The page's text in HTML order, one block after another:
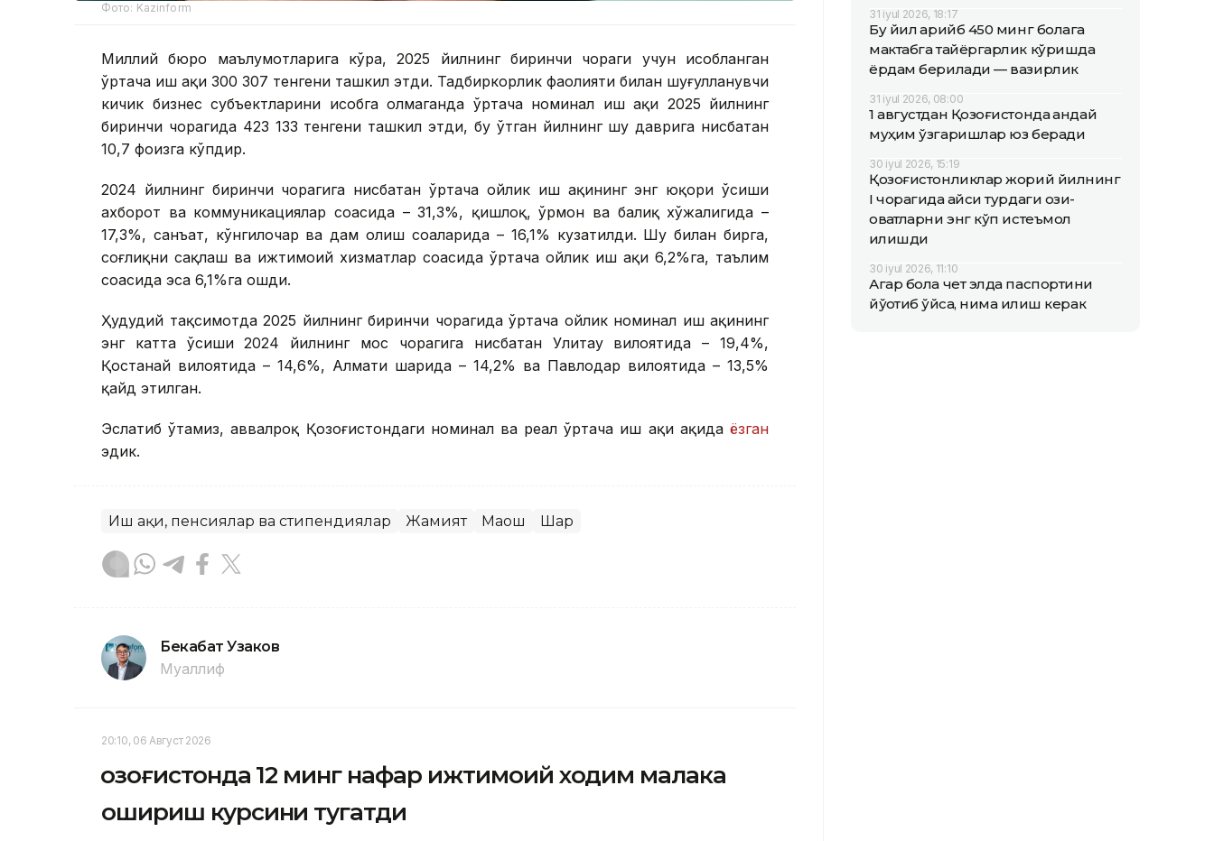
Фото: Kazinform
Миллий бюро маълумотларига кўра, 2025 йилнинг биринчи чораги учун ҳисобланган
ўртача иш ҳақи 300 307 тенгени ташкил этди. Тадбиркорлик фаолияти билан шуғулланувчи
кичик бизнес субъектларини ҳисобга олмаганда ўртача номинал иш ҳақи 2025 йилнинг
биринчи чорагида 423 133 тенгени ташкил этди, бу ўтган йилнинг шу даврига нисбатан
10,7 фоизга кўпдир.
2024 йилнинг биринчи чорагига нисбатан ўртача ойлик иш ҳақининг энг юқори ўсиши
ахборот ва коммуникациялар соҳасида – 31,3%, қишлоқ, ўрмон ва балиқ хўжалигида –
17,3%, санъат, кўнгилочар ва дам олиш соҳаларида – 16,1% кузатилди. Шу билан бирга,
соғлиқни сақлаш ва ижтимоий хизматлар соҳасида ўртача ойлик иш ҳақи 6,2%га, таълим
соҳасида эса 6,1%га ошди.
Ҳудудий тақсимотда 2025 йилнинг биринчи чорагида ўртача ойлик номинал иш ҳақининг
энг катта ўсиши 2024 йилнинг мос чорагига нисбатан Улитау вилоятида – 19,4%,
Қостанай вилоятида – 14,6%, Алмати шаҳрида – 14,2% ва Павлодар вилоятида – 13,5%
қайд этилган.
Эслатиб ўтамиз, аввалроқ Қозоғистондаги номинал ва реал ўртача иш ҳақи ҳақидаёзган
эдик.
Иш ҳақи, пенсиялар ва стипендиялар Жамият Маош Шарҳ
Бекабат Узаков
Муаллиф
20:10, 06 Август 2026
Қозоғистонда 12 минг нафар ижтимоий ходим малака
ошириш курсини тугатди
31 iyul 2026, 18:17
Бу йил қарийб 450 минг болага
мактабга тайёргарлик кўришда
ёрдам берилади — вазирлик
31 iyul 2026, 08:00
1 августдан Қозоғистонда қандай
муҳим ўзгаришлар юз беради
30 iyul 2026, 15:19
Қозоғистонликлар жорий йилнинг
I чорагида қайси турдаги озиқ-
овқатларни энг кўп истеъмол
қилишди
30 iyul 2026, 11:10
Агар бола чет элда паспортини
йўқотиб қўйса, нима қилиш керак